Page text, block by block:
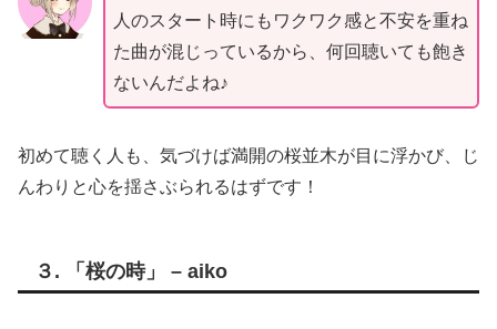
人のスタート時にもワクワク感と不安を重ね
た曲が混じっているから、何回聴いても飽き
ないんだよね♪
初めて聴く人も、気づけば満開の桜並木が目に浮かび、じ
んわりと心を揺さぶられるはずです！
３. 「桜の時」 – aiko